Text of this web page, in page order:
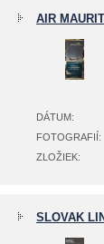
AIR
DÁTUM:
FOTOGRAFIÍ:
ZLOŽIEK:
SLOVAK